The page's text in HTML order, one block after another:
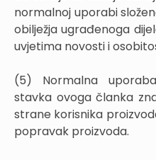
normalnoj uporabi
obilježja ugrađenoga
uvjetima novosti i
(5) Normalna
stavka ovoga članka
strane korisnika
popravak proizvoda.